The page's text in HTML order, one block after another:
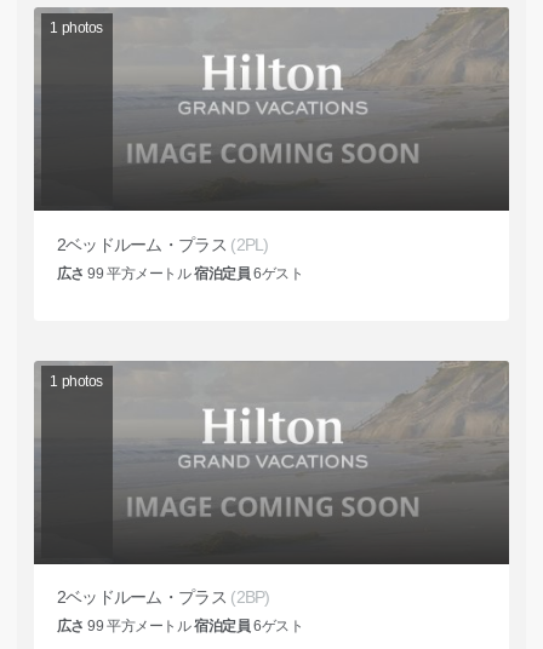
1 photos
2ベッドルーム・プラス (2PL)
広さ 99 平方メートル宿泊定員 6ゲスト
1 photos
2ベッドルーム・プラス (2BP)
広さ 99 平方メートル宿泊定員 6ゲスト